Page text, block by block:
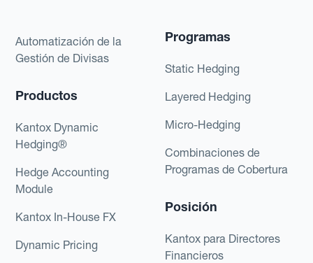
Automatización de la
Gestión de Divisas
Productos
Kantox Dynamic
Hedging®
Hedge Accounting
Module
Kantox In-House FX
Dynamic Pricing
Programas
Static Hedging
Layered Hedging
Micro-Hedging
Combinaciones de
Programas de Cobertura
Posición
Kantox para Directores
Financieros